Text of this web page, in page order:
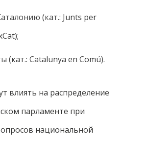
(кат.: Junts per
(кат.: Catalunya en Comú).
влиять на распределение
парламенте при
национальной